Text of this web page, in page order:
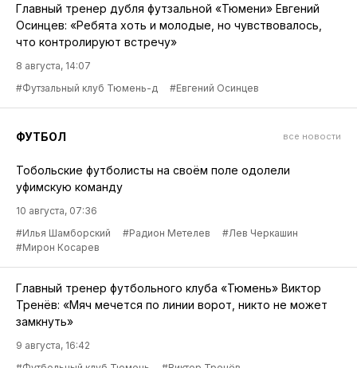
Главный тренер дубля футзальной «Тюмени» Евгений
Осинцев: «Ребята хоть и молодые, но чувствовалось,
что контролируют встречу»
8 августа, 14:07
#Футзальный клуб Тюмень-д
#Евгений Осинцев
ФУТБОЛ все новости
Тобольские футболисты на своём поле одолели
уфимскую команду
10 августа, 07:36
#Илья Шамборский
#Радион Метелев
#Лев Черкашин
#Мирон Косарев
Главный тренер футбольного клуба «Тюмень» Виктор
Тренёв: «Мяч мечется по линии ворот, никто не может
замкнуть»
9 августа, 16:42